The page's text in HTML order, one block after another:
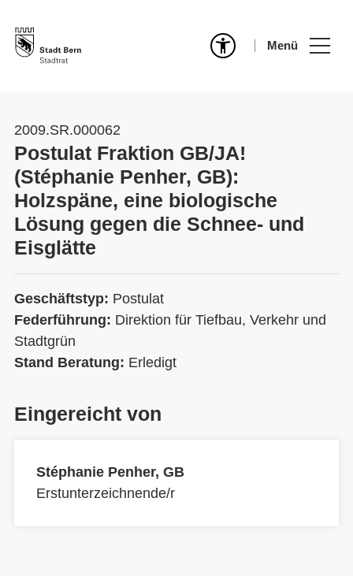
Menü
2009.SR.000062
Postulat Fraktion GB/JA!
(Stéphanie Penher, GB):
Holzspäne, eine biologische
Lösung gegen die Schnee- und
Eisglätte
Geschäftstyp: Postulat
Federführung: Direktion für Tiefbau, Verkehr und
Stadtgrün
Stand Beratung: Erledigt
Eingereicht von
Stéphanie Penher, GB
Erstunterzeichnende/r